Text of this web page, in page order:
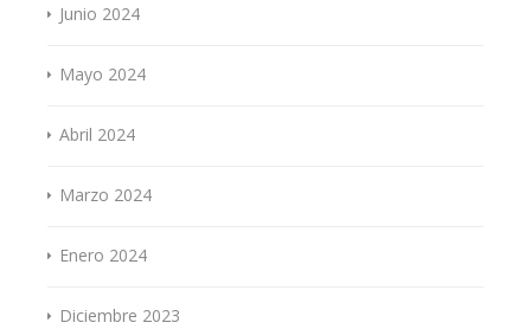
Junio 2024
Mayo 2024
Abril 2024
Marzo 2024
Enero 2024
Diciembre 2023